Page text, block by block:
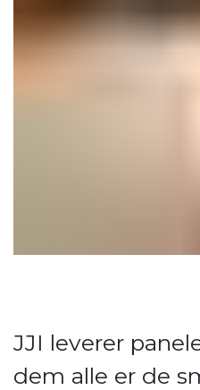
JJI leverer
dem alle er de